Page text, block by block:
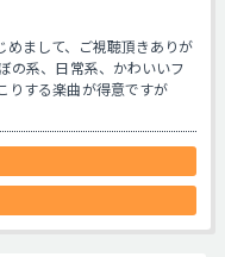
まして、ご視聴頂きありが
の系、日常系、かわいいフ
りする楽曲が得意ですが